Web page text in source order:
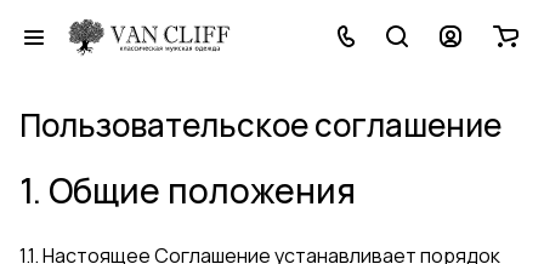
Пользовательское соглашение
1. Общие положения
1.1. Настоящее Соглашение устанавливает порядок